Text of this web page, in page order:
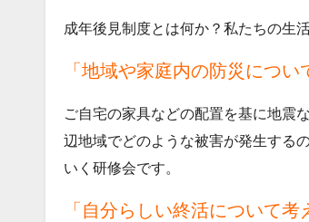
成年後見制度とは何か？私たちの生
「地域や家庭内の防災につい
ご自宅の家具などの配置を基に地震
辺地域でどのような被害が発生する
いく研修会です。
「自分らしい終活について考